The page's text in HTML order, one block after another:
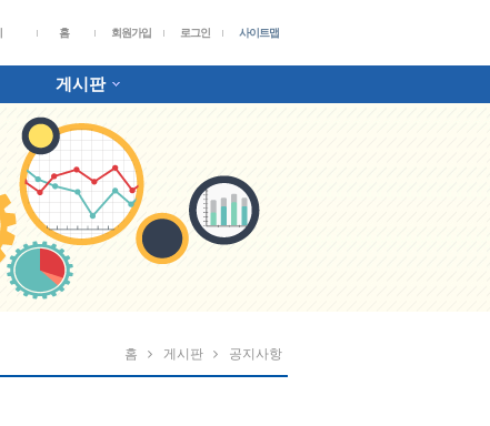
홈 회원가입 로그인 사이트맵
게시판
홈 게시판 공지사항